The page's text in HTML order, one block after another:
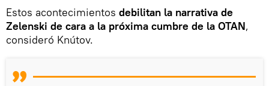
Estos acontecimientos debilitan la narrativa de
Zelenski de cara a la próxima cumbre de la OTAN,
consideró Knútov.